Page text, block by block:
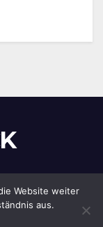
Newsupvon
Website weiter
aus.